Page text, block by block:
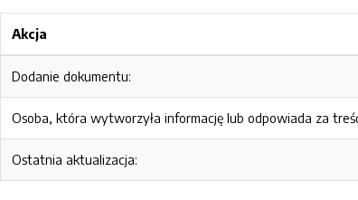
Akcja
Dodanie dokumentu:
Osoba, która wytworzyła informację lub odpowiada za
Ostatnia aktualizacja: